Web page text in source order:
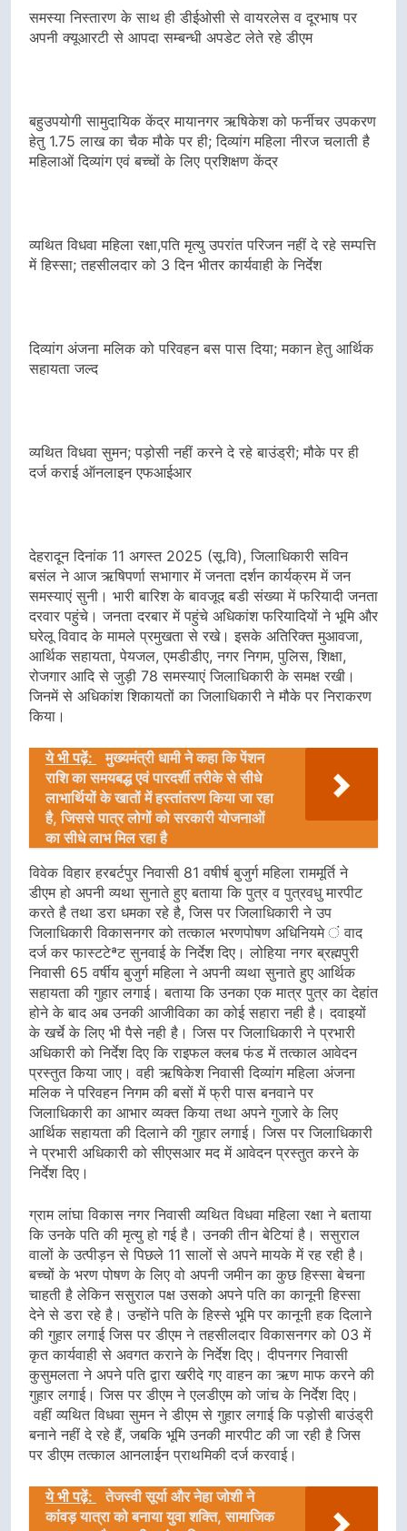
समस्या निस्तारण के साथ ही डीईओसी से वायरलेस व दूरभाष पर
अपनी क्यूआरटी से आपदा सम्बन्धी अपडेट लेते रहे डीएम
बहुउपयोगी सामुदायिक केंद्र मायानगर ऋषिकेश को फर्नीचर उपकरण
हेतु 1.75 लाख का चैक मौके पर ही; दिव्यांग महिला नीरज चलाती है
महिलाओं दिव्यांग एवं बच्चों के लिए प्रशिक्षण केंद्र
व्यथित विधवा महिला रक्षा,पति मृत्यु उपरांत परिजन नहीं दे रहे सम्पत्ति
में हिस्सा; तहसीलदार को 3 दिन भीतर कार्यवाही के निर्देश
दिव्यांग अंजना मलिक को परिवहन बस पास दिया; मकान हेतु आर्थिक
सहायता जल्द
व्यथित विधवा सुमन; पड़ोसी नहीं करने दे रहे बाउंड्री; मौके पर ही
दर्ज कराई ऑनलाइन एफआईआर
देहरादून दिनांक 11 अगस्त 2025 (सू.वि), जिलाधिकारी सविन
बसंल ने आज ऋषिपर्णा सभागार में जनता दर्शन कार्यक्रम में जन
समस्याएं सुनी। भारी बारिश के बावजूद बडी संख्या में फरियादी जनता
दरवार पहुंचे। जनता दरबार में पहुंचे अधिकांश फरियादियों ने भूमि और
घरेलू विवाद के मामले प्रमुखता से रखे। इसके अतिरिक्त मुआवजा,
आर्थिक सहायता, पेयजल, एमडीडीए, नगर निगम, पुलिस, शिक्षा,
रोजगार आदि से जुड़ी 78 समस्याएं जिलाधिकारी के समक्ष रखी।
जिनमें से अधिकांश शिकायतों का जिलाधिकारी ने मौके पर निराकरण
किया।
ये भी पढ़ें:
मुख्यमंत्री धामी ने कहा कि पेंशन
राशि का समयबद्ध एवं पारदर्शी तरीके से सीधे
लाभार्थियों के खातों में हस्तांतरण किया जा रहा
है, जिससे पात्र लोगों को सरकारी योजनाओं
का सीधे लाभ मिल रहा है
विवेक विहार हरबर्टपुर निवासी 81 वषीर्ष बुजुर्ग महिला राममूर्ति ने
डीएम हो अपनी व्यथा सुनाते हुए बताया कि पुत्र व पुत्रवधु मारपीट
करते है तथा डरा धमका रहे है, जिस पर जिलाधिकारी ने उप
जिलाधिकारी विकासनगर को तत्काल भरणपोषण अधिनियमे ं वाद
दर्ज कर फास्टटेªट सुनवाई के निर्देश दिए। लोहिया नगर ब्रह्मपुरी
निवासी 65 वर्षीय बुजुर्ग महिला ने अपनी व्यथा सुनाते हुए आर्थिक
सहायता की गुहार लगाई। बताया कि उनका एक मात्र पुत्र का देहांत
होने के बाद अब उनकी आजीविका का कोई सहारा नही है। दवाइयों
के खर्चे के लिए भी पैसे नही है। जिस पर जिलाधिकारी ने प्रभारी
अधिकारी को निर्देश दिए कि राइफल क्लब फंड में तत्काल आवेदन
प्रस्तुत किया जाए। वही ऋषिकेश निवासी दिव्यांग महिला अंजना
मलिक ने परिवहन निगम की बसों में फ्री पास बनवाने पर
जिलाधिकारी का आभार व्यक्त किया तथा अपने गुजारे के लिए
आर्थिक सहायता की दिलाने की गुहार लगाई। जिस पर जिलाधिकारी
ने प्रभारी अधिकारी को सीएसआर मद में आवेदन प्रस्तुत करने के
निर्देश दिए।
ग्राम लांघा विकास नगर निवासी व्यथित विधवा महिला रक्षा ने बताया
कि उनके पति की मृत्यु हो गई है। उनकी तीन बेटियां है। ससुराल
वालों के उत्पीड़न से पिछले 11 सालों से अपने मायके में रह रही है।
बच्चों के भरण पोषण के लिए वो अपनी जमीन का कुछ हिस्सा बेचना
चाहती है लेकिन ससुराल पक्ष उसको अपने पति का कानूनी हिस्सा
देने से डरा रहे है। उन्होंने पति के हिस्से भूमि पर कानूनी हक दिलाने
की गुहार लगाई जिस पर डीएम ने तहसीलदार विकासनगर को 03 में
कृत कार्यवाही से अवगत कराने के निर्देश दिए। दीपनगर निवासी
कुसुमलता ने अपने पति द्वारा खरीदे गए वाहन का ऋण माफ करने की
गुहार लगाई। जिस पर डीएम ने एलडीएम को जांच के निर्देश दिए।
वहीं व्यथित विधवा सुमन ने डीएम से गुहार लगाई कि पड़ोसी बाउंड्री
बनाने नहीं दे रहे हैं, जबकि भूमि उनकी मारपीट की जा रही है जिस
पर डीएम तत्काल आनलाईन प्राथमिकी दर्ज करवाई।
ये भी पढ़ें:
तेजस्वी सूर्या और नेहा जोशी ने
कांवड़ यात्रा को बनाया युवा शक्ति, सामाजिक